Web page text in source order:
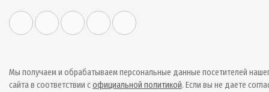
Мы получаем и обрабатываем персональные данные посетителей
сайта в соответствии софициальной политикой. Если вы не даете